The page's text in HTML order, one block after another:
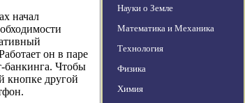
начал
он в паре
банкинга. Чтобы
кнопке другой
Науки о Земле
Математика и Механика
Технология
Физика
Химия